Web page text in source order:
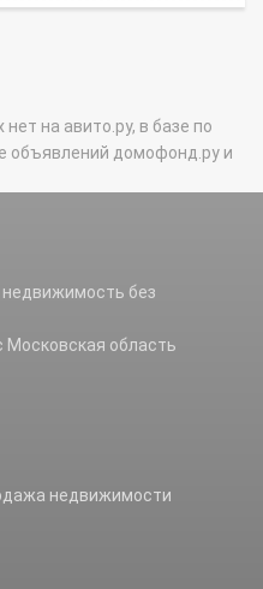
на авито.ру, в базе по
объявлений домофонд.ру и
без
область